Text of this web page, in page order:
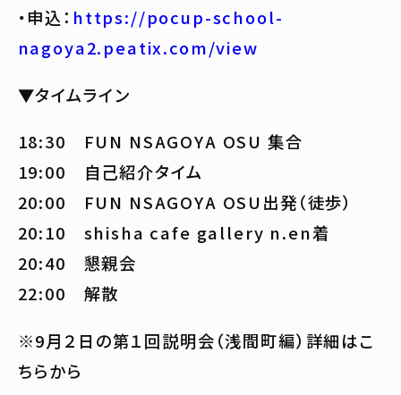
・申込： https://pocup-school-
nagoya2.peatix.com/view
▼タイムライン
18:30 FUN NSAGOYA OSU 集合
19:00 自己紹介タイム
20:00 FUN NSAGOYA OSU出発（徒歩）
20:10 shisha cafe gallery n.en着
20:40 懇親会
22:00 解散
※9月２日の第１回説明会（浅間町編）詳細はこ
ちらから